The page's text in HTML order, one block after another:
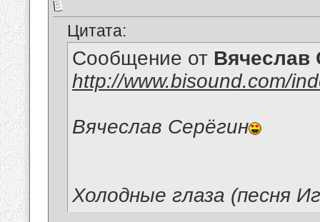
Цитата:
Сообщение от Вячеслав
http://www.bisound.com/
Вячеслав Серёгин
Холодные глаза (песня